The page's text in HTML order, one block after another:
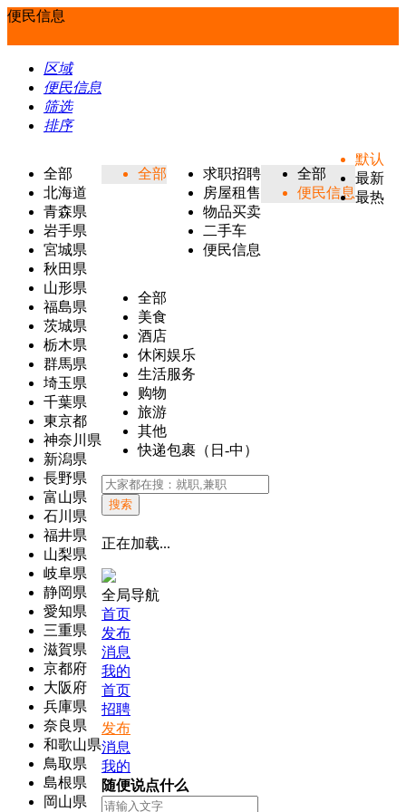
便民信息
区域
便民信息
筛选
排序
全部
北海道
青森県
岩手県
宮城県
秋田県
山形県
福島県
茨城県
栃木県
群馬県
埼玉県
千葉県
東京都
神奈川県
新潟県
長野県
富山県
石川県
福井県
山梨県
岐阜県
静岡県
愛知県
三重県
滋賀県
京都府
大阪府
兵庫県
奈良県
和歌山県
鳥取県
島根県
岡山県
全部
求职招聘
房屋租售
物品买卖
二手车
便民信息
全部
便民信息
全部
美食
酒店
休闲娱乐
生活服务
购物
旅游
其他
快递包裹（日-中）
默认
最新
最热
搜索
正在加载...
全局导航
首页
发布
消息
我的
首页
招聘
发布
消息
我的
随便说点什么